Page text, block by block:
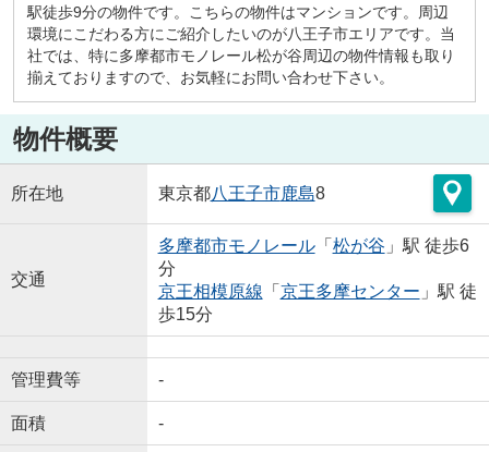
駅徒歩9分の物件です。こちらの物件はマンションです。周辺
環境にこだわる方にご紹介したいのが八王子市エリアです。当
社では、特に多摩都市モノレール松が谷周辺の物件情報も取り
揃えておりますので、お気軽にお問い合わせ下さい。
物件概要
所在地 東京都八王子市鹿島8
交通
多摩都市モノレール「 松が谷 」駅 徒歩6
分
京王相模原線 「 京王多摩センター 」駅 徒
歩15分
管理費等 -
面積 -